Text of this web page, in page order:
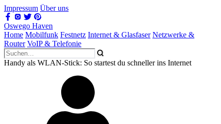
Impressum Über uns
Oswego Haven
Home Mobilfunk Festnetz Internet & Glasfaser Netzwerke &
Router VoIP & Telefonie
Handy als WLAN-Stick: So startest du schneller ins Internet